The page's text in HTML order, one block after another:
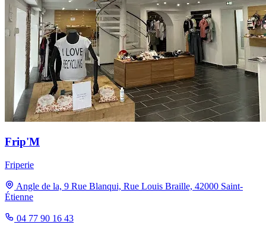
Frip'M
Friperie
Angle de la, 9 Rue Blanqui, Rue Louis Braille, 42000 Saint-
Étienne
04 77 90 16 43